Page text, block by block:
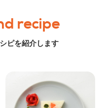
recipe
ピを紹介します